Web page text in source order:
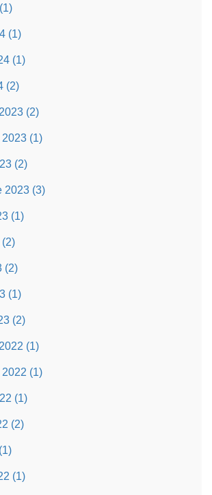
(1)
(1)
(2)
(2)
(1)
(2)
2023 (3)
(1)
(2)
(1)
(2)
(1)
(1)
(1)
(2)
(1)